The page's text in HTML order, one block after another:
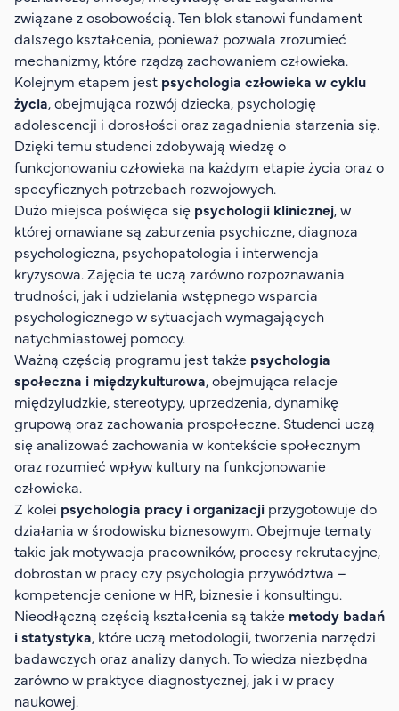
związane z osobowością. Ten blok stanowi fundament
dalszego kształcenia, ponieważ pozwala zrozumieć
mechanizmy, które rządzą zachowaniem człowieka.
Kolejnym etapem jest psychologia człowieka w cyklu
życia, obejmująca rozwój dziecka, psychologię
adolescencji i dorosłości oraz zagadnienia starzenia się.
Dzięki temu studenci zdobywają wiedzę o
funkcjonowaniu człowieka na każdym etapie życia oraz o
specyficznych potrzebach rozwojowych.
Dużo miejsca poświęca się psychologii klinicznej, w
której omawiane są zaburzenia psychiczne, diagnoza
psychologiczna, psychopatologia i interwencja
kryzysowa. Zajęcia te uczą zarówno rozpoznawania
trudności, jak i udzielania wstępnego wsparcia
psychologicznego w sytuacjach wymagających
natychmiastowej pomocy.
Ważną częścią programu jest także psychologia
społeczna i międzykulturowa, obejmująca relacje
międzyludzkie, stereotypy, uprzedzenia, dynamikę
grupową oraz zachowania prospołeczne. Studenci uczą
się analizować zachowania w kontekście społecznym
oraz rozumieć wpływ kultury na funkcjonowanie
człowieka.
Z kolei psychologia pracy i organizacji przygotowuje do
działania w środowisku biznesowym. Obejmuje tematy
takie jak motywacja pracowników, procesy rekrutacyjne,
dobrostan w pracy czy psychologia przywództwa –
kompetencje cenione w HR, biznesie i konsultingu.
Nieodłączną częścią kształcenia są także metody badań
i statystyka, które uczą metodologii, tworzenia narzędzi
badawczych oraz analizy danych. To wiedza niezbędna
zarówno w praktyce diagnostycznej, jak i w pracy
naukowej.